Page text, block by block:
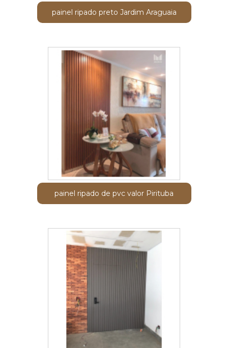
painel ripado preto Jardim Araguaia
painel ripado de pvc valor Pirituba